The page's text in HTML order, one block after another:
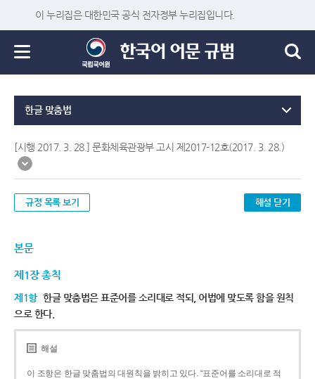
이 누리집은 대한민국 공식 전자정부 누리집입니다.
한글 맞춤법
[시행 2017. 3. 28.] 문화체육관광부 고시 제2017-12호(2017. 3. 28.)
규정 목록 보기 해설 닫기
본문
제1장 총칙
제1항 한글 맞춤법은 표준어를 소리대로 적되, 어법에 맞도록 함을 원칙
으로 한다.
해설
이 조항은 한글 맞춤법의 대원칙을 밝히고 있다. “표준어를 소리대로 적